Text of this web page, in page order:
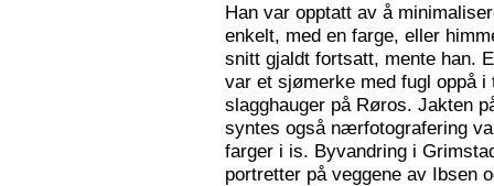
Han var opptatt av å
enkelt, med en farge, eller
snitt gjaldt fortsatt, mente han.
var et sjømerke med fugl oppå
slagghauger på Røros. Jakten
syntes også nærfotografering
farger i is. Byvandring i
portretter på veggene av Ibsen